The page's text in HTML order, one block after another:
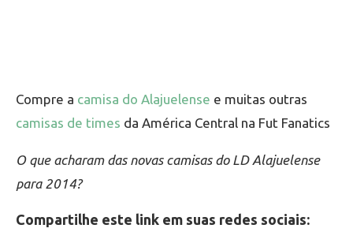
Compre a camisa do Alajuelense e muitas outras
camisas de times da América Central na Fut Fanatics
O que acharam das novas camisas do LD Alajuelense
para 2014?
Compartilhe este link em suas redes sociais: